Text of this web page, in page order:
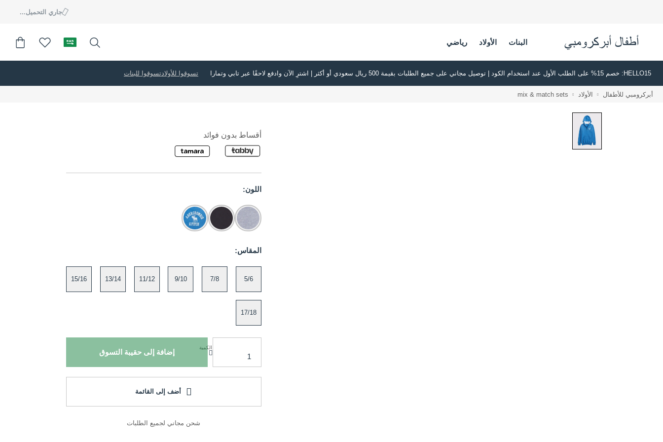
جاري التحميل...
البنات الأولاد رياضي
HELLO15: خصم 15% على الطلب الأول عند استخدام الكود | توصيل مجاني على جميع الطلبات بقيمة 500 ريال سعودي أو أكثر | اشترِ الآن وادفع لاحقًا عبر تابي وتمارا تسوقوا للأولادتسوقوا للبنات
أبركرومبي للأطفال الأولاد mix & match sets
أقساط بدون فوائد
اللون:
المقاس:
5/6
7/8
9/10
11/12
13/14
15/16
17/18
الكمية
إضافة إلى حقيبة التسوق
أضف إلى القائمة
شحن مجاني لجميع الطلبات